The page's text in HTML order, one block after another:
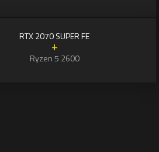
RTX 2070 SUPER FE
+
Ryzen 5 2600